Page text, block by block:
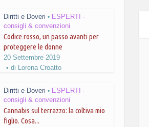
Diritti e Doveri • ESPERTI -
consigli & convenzioni
Codice rosso, un passo avanti per
proteggere le donne
20 Settembre 2019
di Lorena Croatto
Diritti e Doveri • ESPERTI -
consigli & convenzioni
Cannabis sul terrazzo: la coltiva mio
figlio. Cosa...